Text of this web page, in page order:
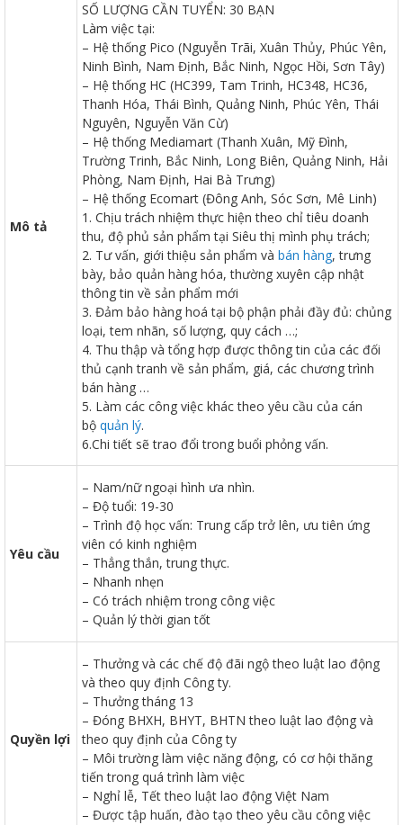
Mô tả
SỐ LƯỢNG CẦN TUYỂN: 30 BẠN
Làm việc tại:
– Hệ thống Pico (Nguyễn Trãi, Xuân Thủy, Phúc Yên,
Ninh Bình, Nam Định, Bắc Ninh, Ngọc Hồi, Sơn Tây)
– Hệ thống HC (HC399, Tam Trinh, HC348, HC36,
Thanh Hóa, Thái Bình, Quảng Ninh, Phúc Yên, Thái
Nguyên, Nguyễn Văn Cừ)
– Hệ thống Mediamart (Thanh Xuân, Mỹ Đình,
Trường Trinh, Bắc Ninh, Long Biên, Quảng Ninh, Hải
Phòng, Nam Định, Hai Bà Trưng)
– Hệ thống Ecomart (Đông Anh, Sóc Sơn, Mê Linh)
1. Chịu trách nhiệm thực hiện theo chỉ tiêu doanh
thu, độ phủ sản phẩm tại Siêu thị mình phụ trách;
2. Tư vấn, giới thiệu sản phẩm và bán hàng, trưng
bày, bảo quản hàng hóa, thường xuyên cập nhật
thông tin về sản phẩm mới
3. Đảm bảo hàng hoá tại bộ phận phải đầy đủ: chủng
loại, tem nhãn, số lượng, quy cách …;
4. Thu thập và tổng hợp được thông tin của các đối
thủ cạnh tranh về sản phẩm, giá, các chương trình
bán hàng …
5. Làm các công việc khác theo yêu cầu của cán
bộ quản lý.
6.Chi tiết sẽ trao đổi trong buổi phỏng vấn.
Yêu cầu
– Nam/nữ ngoại hình ưa nhìn.
– Độ tuổi: 19-30
– Trình độ học vấn: Trung cấp trở lên, ưu tiên ứng
viên có kinh nghiệm
– Thẳng thắn, trung thực.
– Nhanh nhẹn
– Có trách nhiệm trong công việc
– Quản lý thời gian tốt
Quyền lợi
– Thưởng và các chế độ đãi ngộ theo luật lao động
và theo quy định Công ty.
– Thưởng tháng 13
– Đóng BHXH, BHYT, BHTN theo luật lao động và
theo quy định của Công ty
– Môi trường làm việc năng động, có cơ hội thăng
tiến trong quá trình làm việc
– Nghỉ lễ, Tết theo luật lao động Việt Nam
– Được tập huấn, đào tạo theo yêu cầu công việc